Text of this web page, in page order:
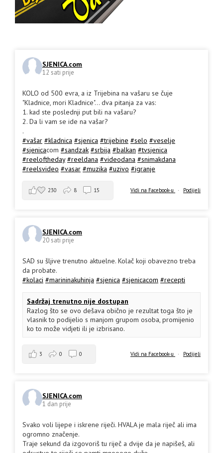
SJENICA.com
12 sati prije
KOLO od 500 evra, a iz Trijebina na vašaru se čuje
"Kladnice, mori Kladnice"... dva pitanja za vas:
1. kad ste poslednji put bili na vašaru?
2. Da li vam se ide na vašar?
.
#vašar #kladnica #sjenica #trijebine #selo #veselje
#sjenicacom #sandzak #srbija #balkan #tvsjenica
#reeloftheday #reeldana #videodana #snimakdana
#reelsvideo #vasar #muzika #uzivo #igranje
Vidi na Facebook-u · Podijeli
230 8 15
SJENICA.com
20 sati prije
SAD su šljive trenutno aktuelne. Kolač koji obavezno treba
da probate.
#kolaci #marininakuhinja #sjenica #sjenicacom #recepti
Sadržaj trenutno nije dostupan
Razlog što se ovo dešava obično je rezultat toga što je
vlasnik to podijelio s manjom grupom osoba, promijenio
ko to može vidjeti ili je izbrisano.
Vidi na Facebook-u · Podijeli
3 0 0
SJENICA.com
1 dan prije
Svako voli lijepe i iskrene riječi. HVALA je mala riječ ali ima
ogromno značenje.
Traje sekund da izgovoriš tu riječ a dvije da je napišeš, ali